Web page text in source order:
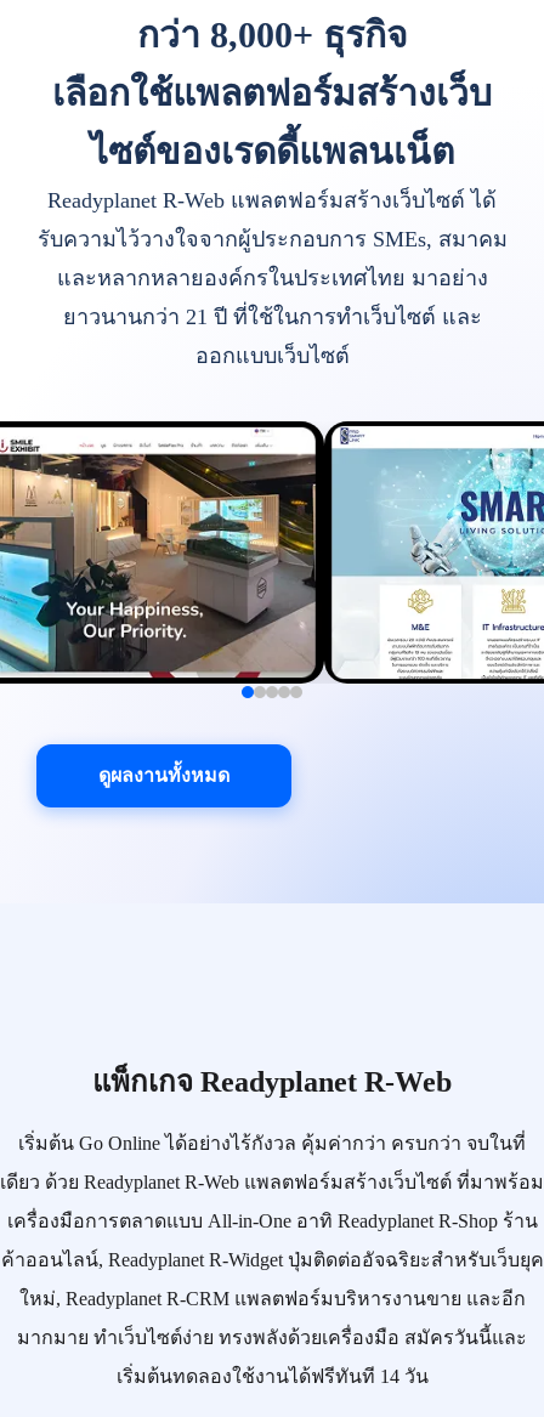
กว่า 8,000+ ธุรกิจ
เลือกใช้แพลตฟอร์มสร้างเว็บ
ไซต์ของเรดดี้แพลนเน็ต
Readyplanet R-Web แพลตฟอร์มสร้างเว็บไซต์ ได้
รับความไว้วางใจจากผู้ประกอบการ SMEs, สมาคม
และหลากหลายองค์กรในประเทศไทย มาอย่าง
ยาวนานกว่า 21 ปี ที่ใช้ในการทำเว็บไซต์ และ
ออกแบบเว็บไซต์
ดูผลงานทั้งหมด
แพ็กเกจ Readyplanet R-Web
เริ่มต้น Go Onlineได้อย่างไร้กังวล คุ้มค่ากว่า ครบกว่า จบในที่
เดียว ด้วย Readyplanet R-Web แพลตฟอร์มสร้างเว็บไซต์ ที่มาพร้อม
เครื่องมือการตลาดแบบ All-in-Oneอาทิ Readyplanet R-Shopร้าน
ค้าออนไลน์, Readyplanet R-Widgetปุ่มติดต่ออัจฉริยะสำหรับเว็บยุค
ใหม่, Readyplanet R-CRMแพลตฟอร์มบริหารงานขาย และอีก
มากมาย ทำเว็บไซต์ง่าย ทรงพลังด้วยเครื่องมือ สมัครวันนี้และ
เริ่มต้นทดลองใช้งานได้ฟรีทันที 14 วัน